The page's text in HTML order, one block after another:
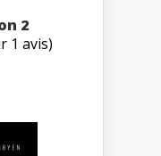
2
1 avis)